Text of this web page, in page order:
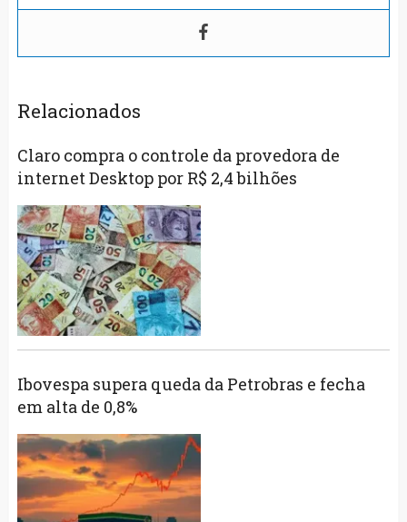
Relacionados
Claro compra o controle da provedora de
internet Desktop por R$ 2,4 bilhões
Ibovespa supera queda da Petrobras e fecha
em alta de 0,8%